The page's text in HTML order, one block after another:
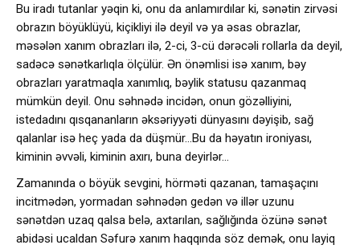
Bu iradı tutanlar yəqin ki, onu da anlamırdılar ki, sənətin zirvəsi
obrazın böyüklüyü, kiçikliyi ilə deyil və ya əsas obrazlar,
məsələn xanım obrazları ilə, 2-ci, 3-cü dərəcəli rollarla da deyil,
sadəcə sənətkarlıqla ölçülür. Ən önəmlisi isə xanım, bəy
obrazları yaratmaqla xanımlıq, bəylik statusu qazanmaq
mümkün deyil. Onu səhnədə incidən, onun gözəlliyini,
istedadını qısqananların əksəriyyəti dünyasını dəyişib, sağ
qalanlar isə heç yada da düşmür…Bu da həyatın ironiyası,
kiminin əvvəli, kiminin axırı, buna deyirlər…
Zamanında o böyük sevgini, hörməti qazanan, tamaşaçını
incitmədən, yormadan səhnədən gedən və illər uzunu
sənətdən uzaq qalsa belə, axtarılan, sağlığında özünə sənət
abidəsi ucaldan Səfurə xanım haqqında söz demək, onu layiq